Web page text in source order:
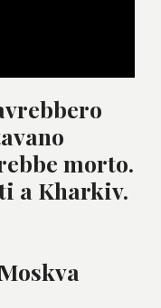
morto.
a Kharkiv.